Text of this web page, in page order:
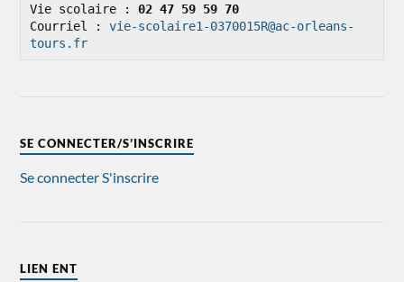
Vie scolaire : 02 47 59 59 70
Courriel : vie-scolaire1-0370015R@ac-orleans-
tours.fr
SE CONNECTER/S’INSCRIRE
Se connecter S'inscrire
LIEN ENT